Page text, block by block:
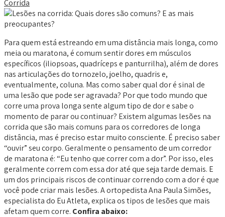
Corrida
Para quem está estreando em uma distância mais longa, como
meia ou maratona, é comum sentir dores em músculos
específicos (iliopsoas, quadríceps e panturrilha), além de dores
nas articulações do tornozelo, joelho, quadris e,
eventualmente, coluna. Mas como saber qual dor é sinal de
uma lesão que pode ser agravada? Por que todo mundo que
corre uma prova longa sente algum tipo de dor e sabe o
momento de parar ou continuar? Existem algumas lesões na
corrida que são mais comuns para os corredores de longa
distância, mas é preciso estar muito consciente. É preciso saber
“ouvir” seu corpo. Geralmente o pensamento de um corredor
de maratona é: “Eu tenho que correr com a dor”. Por isso, eles
geralmente correm com essa dor até que seja tarde demais. E
um dos principais riscos de continuar correndo com a dor é que
você pode criar mais lesões. A ortopedista Ana Paula Simões,
especialista do Eu Atleta, explica os tipos de lesões que mais
afetam quem corre. Confira abaixo: